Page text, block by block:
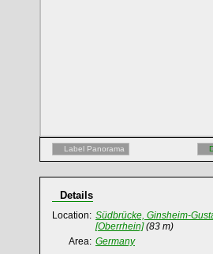
Label Panorama
Details
Location: Südbrücke, Ginsheim-
[Oberrhein] (83 m)
Area: Germany